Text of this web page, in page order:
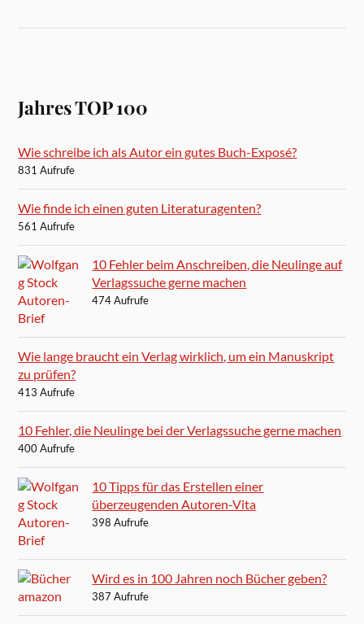
Jahres TOP 100
Wie schreibe ich als Autor ein gutes Buch-Exposé?
831 Aufrufe
Wie finde ich einen guten Literaturagenten?
561 Aufrufe
10 Fehler beim Anschreiben, die Neulinge auf
Verlagssuche gerne machen
474 Aufrufe
Wie lange braucht ein Verlag wirklich, um ein Manuskript
zu prüfen?
413 Aufrufe
10 Fehler, die Neulinge bei der Verlagssuche gerne machen
400 Aufrufe
10 Tipps für das Erstellen einer
überzeugenden Autoren-Vita
398 Aufrufe
Wird es in 100 Jahren noch Bücher geben?
387 Aufrufe